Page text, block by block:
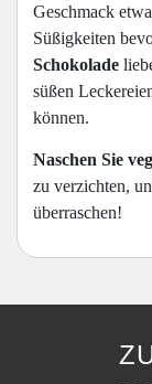
Geschmack
Süßigkeiten
Schokolade
süßen
können.
Naschen Sie
zu verzichten,
überraschen!